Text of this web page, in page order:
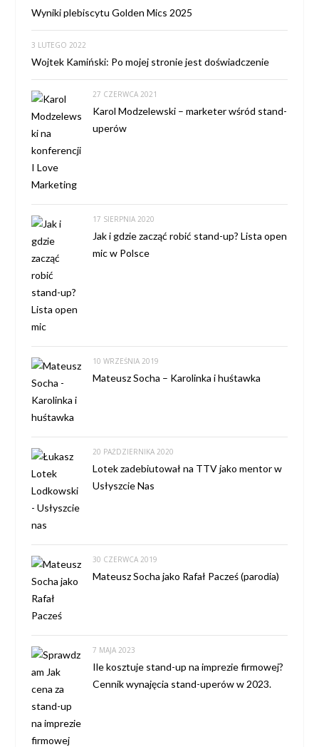
Wyniki plebiscytu Golden Mics 2025
3 LUTEGO 2022
Wojtek Kamiński: Po mojej stronie jest doświadczenie
27 CZERWCA 2021
Karol Modzelewski – marketer wśród stand-
uperów
17 SIERPNIA 2020
Jak i gdzie zacząć robić stand-up? Lista open
mic w Polsce
10 WRZEŚNIA 2019
Mateusz Socha – Karolinka i huśtawka
20 PAŹDZIERNIKA 2020
Lotek zadebiutował na TTV jako mentor w
Usłyszcie Nas
30 CZERWCA 2019
Mateusz Socha jako Rafał Pacześ (parodia)
7 MAJA 2023
Ile kosztuje stand-up na imprezie firmowej?
Cennik wynajęcia stand-uperów w 2023.